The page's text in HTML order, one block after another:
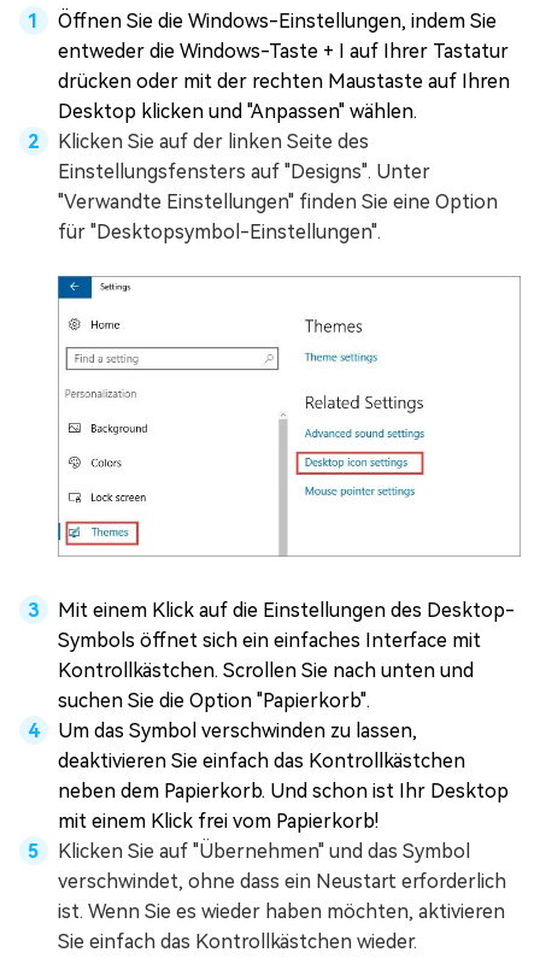
Öffnen Sie die Windows-Einstellungen, indem Sie
entweder die Windows-Taste + I auf Ihrer Tastatur
drücken oder mit der rechten Maustaste auf Ihren
Desktop klicken und "Anpassen" wählen.
Klicken Sie auf der linken Seite des
Einstellungsfensters auf "Designs". Unter
"Verwandte Einstellungen" finden Sie eine Option
für "Desktopsymbol-Einstellungen".
Mit einem Klick auf die Einstellungen des Desktop-
Symbols öffnet sich ein einfaches Interface mit
Kontrollkästchen. Scrollen Sie nach unten und
suchen Sie die Option "Papierkorb".
Um das Symbol verschwinden zu lassen,
deaktivieren Sie einfach das Kontrollkästchen
neben dem Papierkorb. Und schon ist Ihr Desktop
mit einem Klick frei vom Papierkorb!
Klicken Sie auf "Übernehmen" und das Symbol
verschwindet, ohne dass ein Neustart erforderlich
ist. Wenn Sie es wieder haben möchten, aktivieren
Sie einfach das Kontrollkästchen wieder.